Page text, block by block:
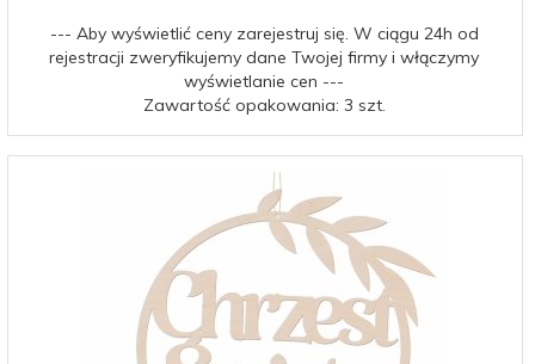
--- Aby wyświetlić ceny zarejestruj się. W ciągu 24h od
rejestracji zweryfikujemy dane Twojej firmy i włączymy
wyświetlanie cen ---
Zawartość opakowania: 3 szt.